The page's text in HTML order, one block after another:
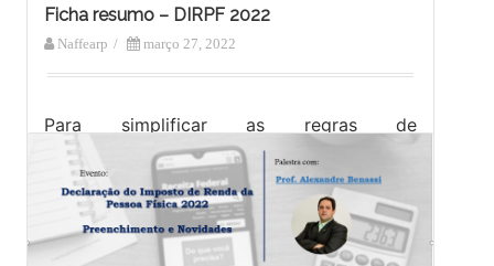
Ficha resumo – DIRPF 2022
Naffearp / março 27, 2022
Para simplificar as regras de
obrigatoriedade e novidades na Declaração
do Imposto de Renda – DIRPF de 2022,
desenvolvemos essa ficha resumo para
você, contribuinte, consultar…